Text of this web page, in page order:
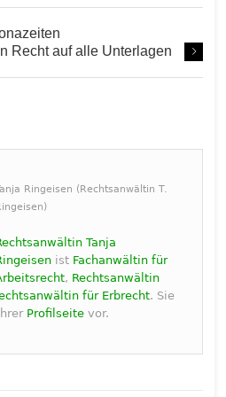
Recht auf alle Unterlagen
Ringeisen (Rechtsanwältin T.
Tanja
ist Fachanwältin für
, Rechtsanwältin
für Erbrecht. Sie
Profilseite vor.